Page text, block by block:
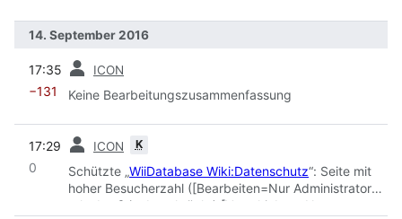
14. September 2016
17:35 ICON
−131 Keine Bearbeitungszusammenfassung
17:29 ICON K
0 Schützte „WiiDatabase Wiki:Datenschutz“: Seite mit
hoher Besucherzahl ([Bearbeiten=Nur Administratoren
erlauben] (unbeschränkt) [Verschieben=Nur